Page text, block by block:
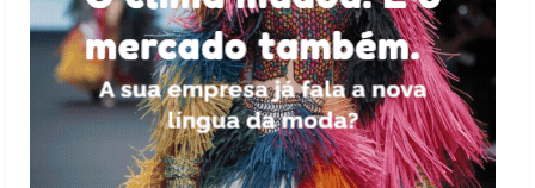
1
Dia dos Pais reforça retomada da
moda no varejo
7 de agosto de 2026